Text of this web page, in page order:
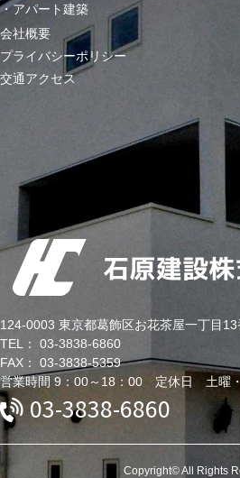
アパート建築
会社概要
プライバシーポリシー
交通アクセス
124-0003 東京都葛飾区お花茶屋一丁目
TEL： 03-3838-6860
FAX： 03-3838-5359
営業時間 9：00～18：00 定休日 土曜
03-3838-6860
Copyright© All Rights